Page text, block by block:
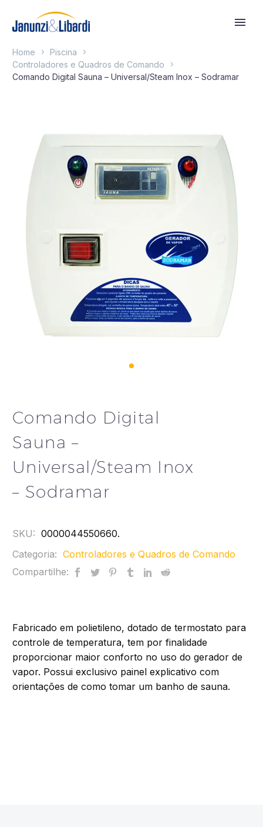
Home
Piscina
Controladores e Quadros de Comando
Comando Digital Sauna – Universal/Steam Inox – Sodramar
Comando Digital
Sauna –
Universal/Steam Inox
– Sodramar
SKU: 0000044550660.
Categoria: Controladores e Quadros de Comando
Compartilhe:
Fabricado em polietileno, dotado de termostato para
controle de temperatura, tem por finalidade
proporcionar maior conforto no uso do gerador de
vapor. Possui exclusivo painel explicativo com
orientações de como tomar um banho de sauna.